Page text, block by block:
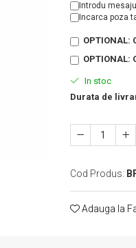
Introdu
Incarca poza
OPTIONAL:
In stoc
Durata de
Cod Produs:
Adauga la